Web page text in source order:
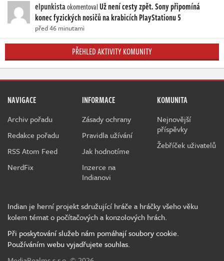
elpunkistaokomentovalUž není cesty zpět. Sony připomíná
konec fyzických nosičů na krabicích PlayStationu 5
před 46 minutami
PŘEHLED AKTIVITY KOMUNITY
NAVIGACE
Archiv pořadu
Redakce pořadu
RSS Atom Feed
NerdFix
INFORMACE
Zásady ochrany
Pravidla užívání
Jak hodnotíme
Inzerce na
Indianovi
KOMUNITA
Nejnovější
příspěvky
Žebříček uživatelů
Indian je herní projekt sdružující hráče a hráčky všeho věku
kolem témat o počítačových a konzolových hrách.
Při poskytování služeb nám pomáhají soubory cookie.
Používáním webu vyjadřujete souhlas.